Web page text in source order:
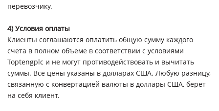
перевозчику.
4) Условия оплаты
Клиенты соглашаются оплатить общую сумму каждого
счета в полном объеме в соответствии с условиями
Toptengplc и не могут противодействовать и вычитать
суммы. Все цены указаны в долларах США. Любую разницу,
связанную с конвертацией валюты в доллары США, берет
на себя клиент.